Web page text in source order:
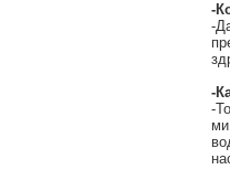
-
-
-
-